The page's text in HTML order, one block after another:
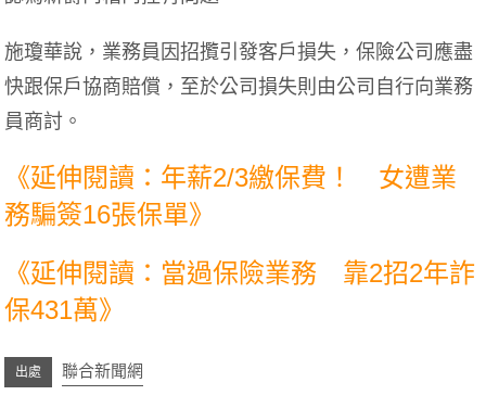
施瓊華說，業務員因招攬引發客戶損失，保險公司應盡
快跟保戶協商賠償，至於公司損失則由公司自行向業務
員商討。
《延伸閱讀：年薪2/3繳保費！ 女遭業
務騙簽16張保單》
《延伸閱讀：當過保險業務 靠2招2年詐
保431萬》
聯合新聞網